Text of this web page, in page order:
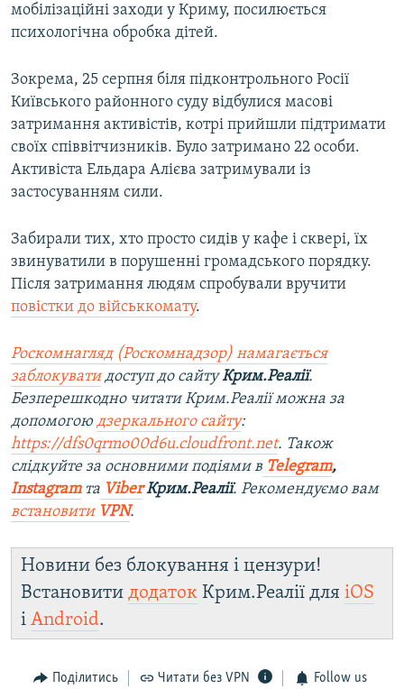
мобілізаційні заходи у Криму, посилюється
психологічна обробка дітей.
Зокрема, 25 серпня біля підконтрольного Росії
Київського районного суду відбулися масові
затримання активістів, котрі прийшли підтримати
своїх співвітчизників. Було затримано 22 особи.
Активіста Ельдара Алієва затримували із
застосуванням сили.
Забирали тих, хто просто сидів у кафе і сквері, їх
звинуватили в порушенні громадського порядку.
Після затримання людям спробували вручити
повістки до військкомату.
Роскомнагляд (Роскомнадзор) намагається
заблокуватидоступ до сайтуКрим.Реалії.
Безперешкодно читати Крим.Реалії можна за
допомогою дзеркального сайту:
https://dfs0qrmo00d6u.cloudfront.net. Також
слідкуйте за основними подіями в Telegram,
Instagramта ViberКрим.Реалії. Рекомендуємо вам
встановити VPN.
Новини без блокування і цензури!
Встановити додаток Крим.Реалії для iOS
і Android.
Поділитись Читати без VPN Follow us